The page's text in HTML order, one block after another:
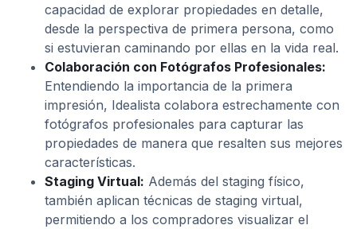
capacidad de explorar propiedades en detalle,
desde la perspectiva de primera persona, como
si estuvieran caminando por ellas en la vida real.
Colaboración con Fotógrafos Profesionales:
Entendiendo la importancia de la primera
impresión, Idealista colabora estrechamente con
fotógrafos profesionales para capturar las
propiedades de manera que resalten sus mejores
características.
Staging Virtual: Además del staging físico,
también aplican técnicas de staging virtual,
permitiendo a los compradores visualizar el